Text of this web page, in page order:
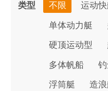
类型 不限 运动
单体动力艇
硬顶运动型
多体帆船
浮筒艇 造